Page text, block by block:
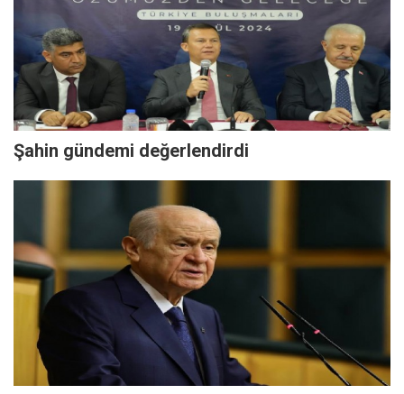
Şahin gündemi değerlendirdi